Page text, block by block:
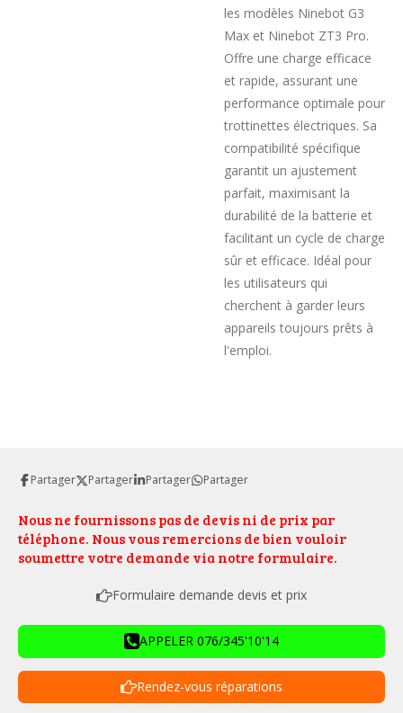
les modèles Ninebot G3
Max et Ninebot ZT3 Pro.
Offre une charge efficace
et rapide, assurant une
performance optimale pour
trottinettes électriques. Sa
compatibilité spécifique
garantit un ajustement
parfait, maximisant la
durabilité de la batterie et
facilitant un cycle de charge
sûr et efficace. Idéal pour
les utilisateurs qui
cherchent à garder leurs
appareils toujours prêts à
l'emploi.
Partager Partager Partager Partager
Nous ne fournissons pas de devis ni de prix par
téléphone. Nous vous remercions de bien vouloir
soumettre votre demande via notre formulaire.
Formulaire demande devis et prix
APPELER 076/345'10'14
Rendez-vous réparations